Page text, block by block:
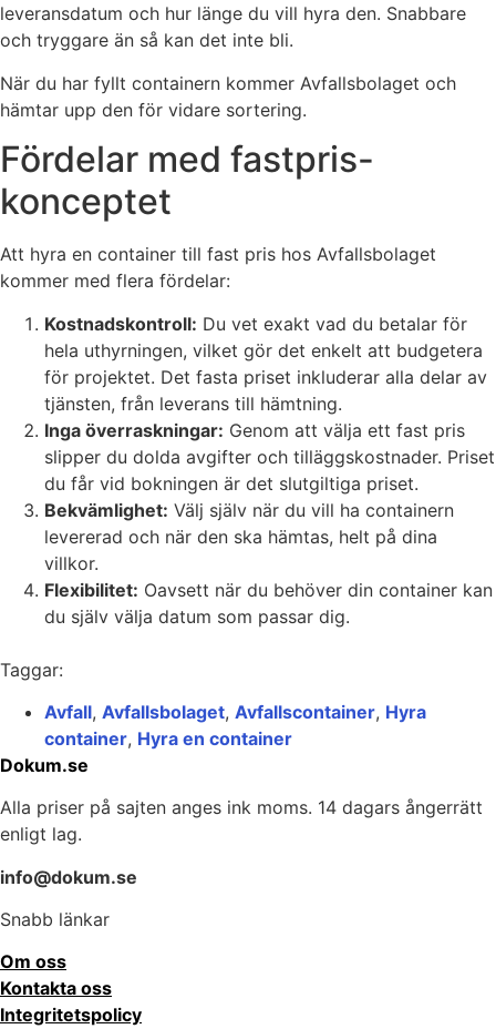
leveransdatum och hur länge du vill hyra den. Snabbare
och tryggare än så kan det inte bli.
När du har fyllt containern kommer Avfallsbolaget och
hämtar upp den för vidare sortering.
Fördelar med fastpris-
konceptet
Att hyra en container till fast pris hos Avfallsbolaget
kommer med flera fördelar:
Kostnadskontroll: Du vet exakt vad du betalar för
hela uthyrningen, vilket gör det enkelt att budgetera
för projektet. Det fasta priset inkluderar alla delar av
tjänsten, från leverans till hämtning.
Inga överraskningar: Genom att välja ett fast pris
slipper du dolda avgifter och tilläggskostnader. Priset
du får vid bokningen är det slutgiltiga priset.
Bekvämlighet: Välj själv när du vill ha containern
levererad och när den ska hämtas, helt på dina
villkor.
Flexibilitet: Oavsett när du behöver din container kan
du själv välja datum som passar dig.
Taggar:
Avfall, Avfallsbolaget, Avfallscontainer, Hyra
container, Hyra en container
Dokum.se
Alla priser på sajten anges ink moms. 14 dagars ångerrätt
enligt lag.
info@dokum.se
Snabb länkar
Om oss
Kontakta oss
Integritetspolicy